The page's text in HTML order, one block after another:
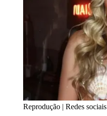
Reprodução | Redes sociais